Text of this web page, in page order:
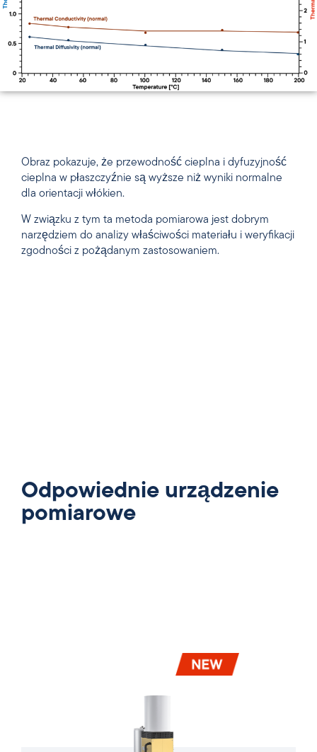
Obraz pokazuje, że przewodność cieplna i dyfuzyjność
cieplna w płaszczyźnie są wyższe niż wyniki normalne
dla orientacji włókien.
W związku z tym ta metoda pomiarowa jest dobrym
narzędziem do analizy właściwości materiału i weryfikacji
zgodności z pożądanym zastosowaniem.
Odpowiednie urządzenie
pomiarowe